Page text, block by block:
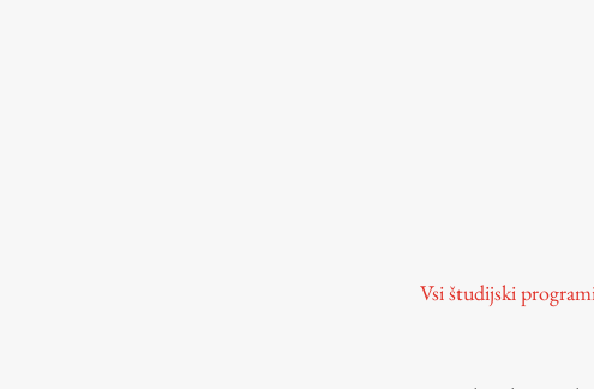
Vsi študijski